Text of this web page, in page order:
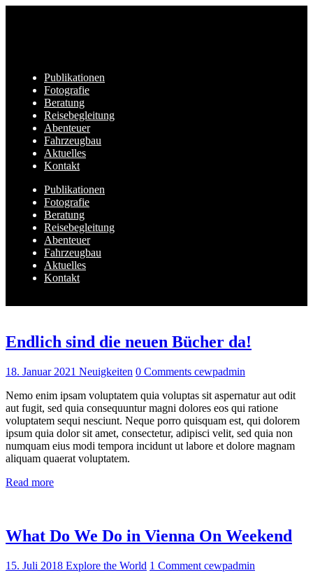
Publikationen
Fotografie
Beratung
Reisebegleitung
Abenteuer
Fahrzeugbau
Aktuelles
Kontakt
Publikationen
Fotografie
Beratung
Reisebegleitung
Abenteuer
Fahrzeugbau
Aktuelles
Kontakt
Endlich sind die neuen Bücher da!
18. Januar 2021 Neuigkeiten 0 Comments cewpadmin
Nemo enim ipsam voluptatem quia voluptas sit aspernatur aut odit
aut fugit, sed quia consequuntur magni dolores eos qui ratione
voluptatem sequi nesciunt. Neque porro quisquam est, qui dolorem
ipsum quia dolor sit amet, consectetur, adipisci velit, sed quia non
numquam eius modi tempora incidunt ut labore et dolore magnam
aliquam quaerat voluptatem.
Read more
What Do We Do in Vienna On Weekend
15. Juli 2018 Explore the World 1 Comment cewpadmin